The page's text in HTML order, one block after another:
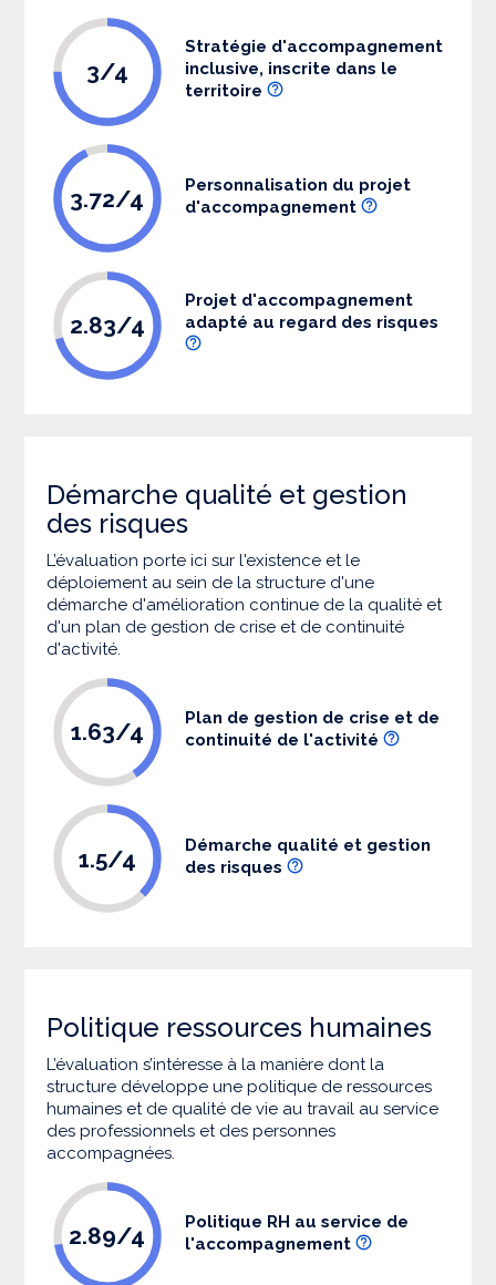
3/4
Stratégie d'accompagnement
inclusive, inscrite dans le
territoire
3.72/4
Personnalisation du projet
d'accompagnement
2.83/4
Projet d'accompagnement
adapté au regard des risques
Démarche qualité et gestion
des risques
L’évaluation porte ici sur l'existence et le
déploiement au sein de la structure d'une
démarche d'amélioration continue de la qualité et
d'un plan de gestion de crise et de continuité
d'activité.
1.63/4
Plan de gestion de crise et de
continuité de l'activité
1.5/4
Démarche qualité et gestion
des risques
Politique ressources humaines
L’évaluation s’intéresse à la manière dont la
structure développe une politique de ressources
humaines et de qualité de vie au travail au service
des professionnels et des personnes
accompagnées.
2.89/4
Politique RH au service de
l'accompagnement